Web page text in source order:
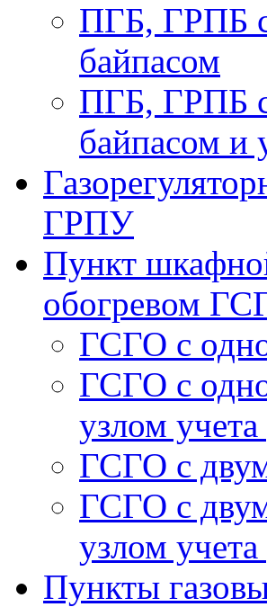
ПГБ, ГРПБ
байпасом
ПГБ, ГРПБ с
байпасом и
ГРПУ
Пункт
обогревом
ГСГО с
ГСГО c
узлом учета
ГСГО с
ГСГО с
узлом учета
Пункты